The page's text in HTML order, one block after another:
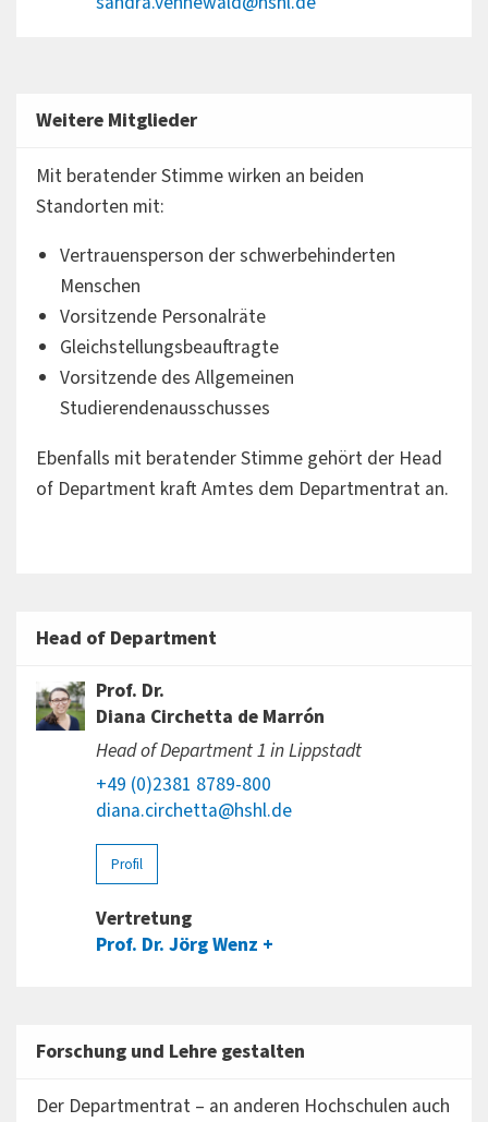
Weitere Mitglieder
Mit beratender Stimme wirken an beiden
Standorten mit:
Vertrauensperson der schwerbehinderten
Menschen
Vorsitzende Personalräte
Gleichstellungsbeauftragte
Vorsitzende des Allgemeinen
Studierendenausschusses
Ebenfalls mit beratender Stimme gehört der Head
of Department kraft Amtes dem Departmentrat an.
Head of Department
Prof. Dr.
Diana Circhetta de Marrón
Head of Department 1 in Lippstadt
+49 (0)2381 8789-800
diana.circhetta@hshl.de
Profil
Vertretung
Prof. Dr. Jörg Wenz
Forschung und Lehre gestalten
Der Departmentrat – an anderen Hochschulen auch